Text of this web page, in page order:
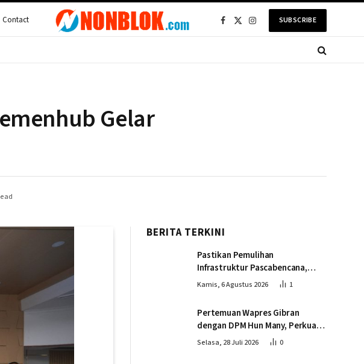
Contact Facebook
X
InstagramSUBSCRIBE
Gelar
BERITA TERKINI
Pastikan Pemulihan
Infrastruktur Pascabencana,
Wapres Tinjau Progres
Kamis, 6 Agustus 2026 1
Pertemuan Wapres Gibran
dengan DPM Hun Many, Perkuat
Kemitraan Strategis Indonesia –
Selasa, 28 Juli 2026 0